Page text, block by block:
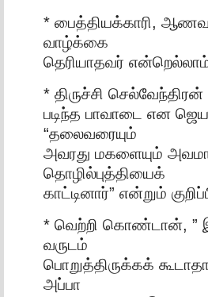
* பைத்தியக்காரி,
வாழ்க்கை
தெரியாதவர்
* திருச்சி
படிந்த பாவாடை என
“தலைவரையும்
அவரது மகளையும்
தொழில்புத்தியைக்
காட்டினார்” என்றும்
* வெற்றி கொண்டான், ”
வருடம்
பொறுத்திருக்கக்
அப்பா